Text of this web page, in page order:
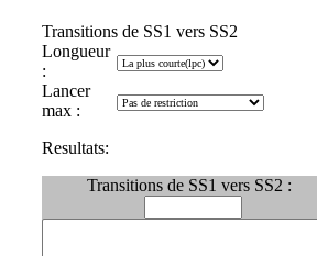
Transitions de SS1 vers SS2
Longueur
:
Lancer
max :
Resultats:
Transitions de SS1 vers SS2 :